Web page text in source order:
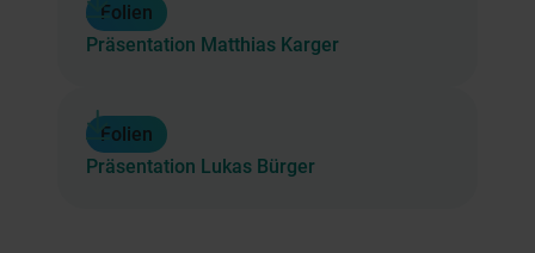
Folien
Präsentation Matthias Karger
Folien
Präsentation Lukas Bürger